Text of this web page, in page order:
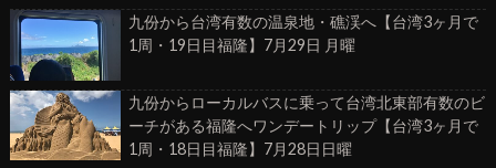
九份から台湾有数の温泉地・礁渓へ【台湾3ヶ月で
1周・19日目福隆】7月29日 月曜
九份からローカルバスに乗って台湾北東部有数のビ
ーチがある福隆へワンデートリップ【台湾3ヶ月で
1周・18日目福隆】7月28日日曜